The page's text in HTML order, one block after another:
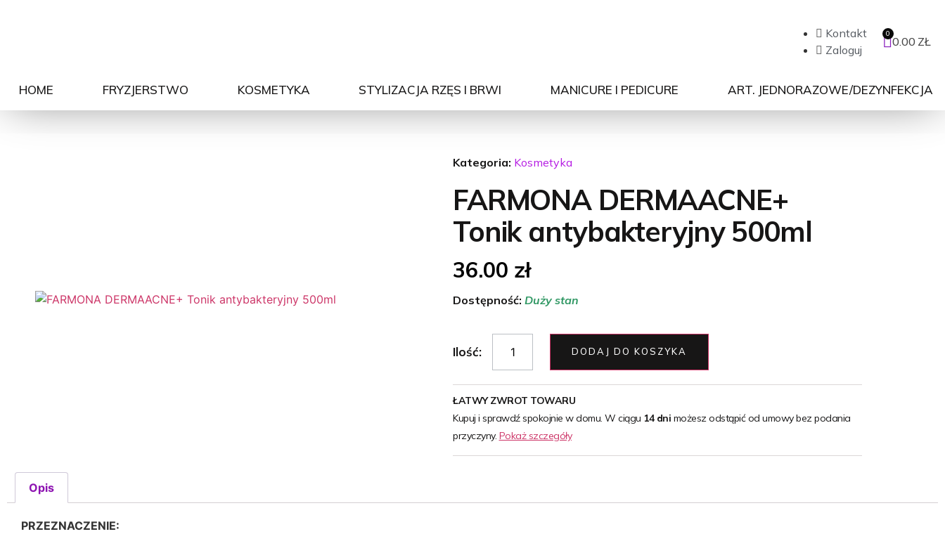
Kontakt
Zaloguj
0.00 ZŁ
HOME FRYZJERSTWO KOSMETYKA STYLIZACJA RZĘS I BRWI MANICURE I PEDICURE ART. JEDNORAZOWE/DEZYNFEKCJA
Kategoria: Kosmetyka
FARMONA DERMAACNE+
Tonik antybakteryjny 500ml
36.00 zł
Dostępność: Duży stan
Ilość: DODAJ DO KOSZYKA
ŁATWY ZWROT TOWARU
Kupuj i sprawdź spokojnie w domu. W ciągu 14 dni możesz odstąpić od umowy bez podania
przyczyny. Pokaż szczegóły
Opis
PRZEZNACZENIE: